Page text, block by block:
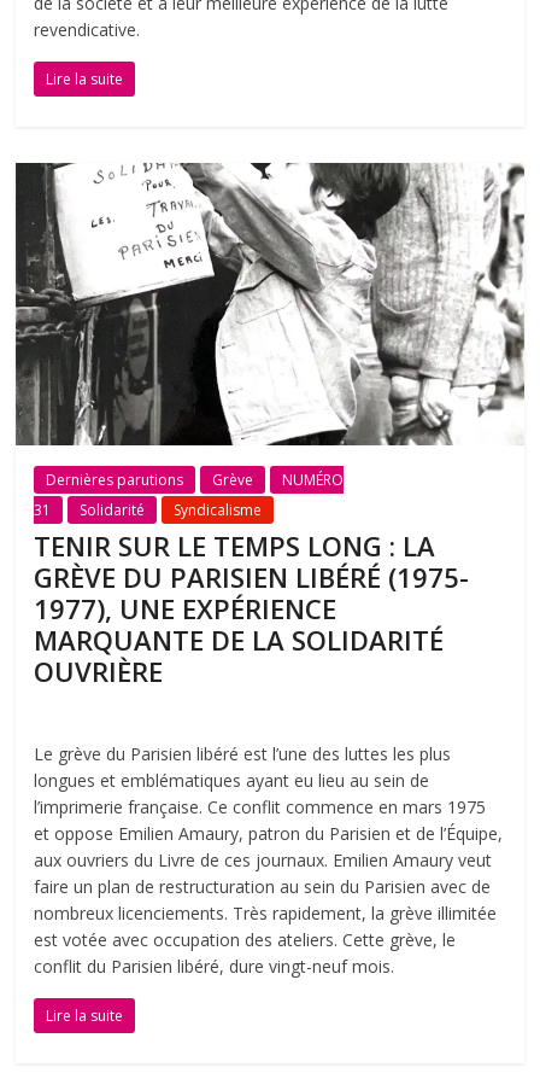
revendicative.
Lire la suite
Dernières parutions Grève
NUMÉRO
31
Solidarité Syndicalisme
TENIR SUR LE TEMPS LONG : LA
GRÈVE DU PARISIEN LIBÉRÉ (1975-
1977), UNE EXPÉRIENCE
MARQUANTE DE LA SOLIDARITÉ
OUVRIÈRE
Le grève du Parisien libéré est l’une des luttes les plus
longues et emblématiques ayant eu lieu au sein de
l’imprimerie française. Ce conflit commence en mars 1975
et oppose Emilien Amaury, patron du Parisien et de l’Équipe,
aux ouvriers du Livre de ces journaux. Emilien Amaury veut
faire un plan de restructuration au sein du Parisien avec de
nombreux licenciements. Très rapidement, la grève illimitée
est votée avec occupation des ateliers. Cette grève, le
conflit du Parisien libéré, dure vingt-neuf mois.
Lire la suite